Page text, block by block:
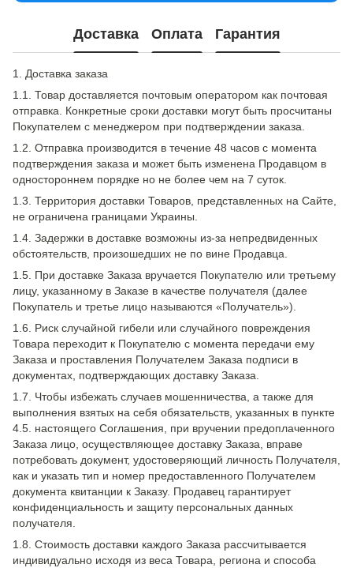
Доставка Оплата Гарантия
1. Доставка заказа
1.1. Товар доставляется почтовым оператором как почтовая
отправка. Конкретные сроки доставки могут быть просчитаны
Покупателем с менеджером при подтверждении заказа.
1.2. Отправка производится в течение 48 часов с момента
подтверждения заказа и может быть изменена Продавцом в
одностороннем порядке но не более чем на 7 суток.
1.3. Территория доставки Товаров, представленных на Сайте,
не ограничена границами Украины.
1.4. Задержки в доставке возможны из-за непредвиденных
обстоятельств, произошедших не по вине Продавца.
1.5. При доставке Заказа вручается Покупателю или третьему
лицу, указанному в Заказе в качестве получателя (далее
Покупатель и третье лицо называются «Получатель»).
1.6. Риск случайной гибели или случайного повреждения
Товара переходит к Покупателю с момента передачи ему
Заказа и проставления Получателем Заказа подписи в
документах, подтверждающих доставку Заказа.
1.7. Чтобы избежать случаев мошенничества, а также для
выполнения взятых на себя обязательств, указанных в пункте
4.5. настоящего Соглашения, при вручении предоплаченного
Заказа лицо, осуществляющее доставку Заказа, вправе
потребовать документ, удостоверяющий личность Получателя,
как и указать тип и номер предоставленного Получателем
документа квитанции к Заказу. Продавец гарантирует
конфиденциальность и защиту персональных данных
получателя.
1.8. Стоимость доставки каждого Заказа рассчитывается
индивидуально исходя из веса Товара, региона и способа